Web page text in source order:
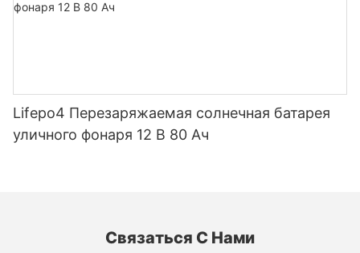
самостоятельной сборки.
Lifepo4 Перезаряжаемая солнечная батарея
уличного фонаря 12 В 80 Ач
Связаться С Нами